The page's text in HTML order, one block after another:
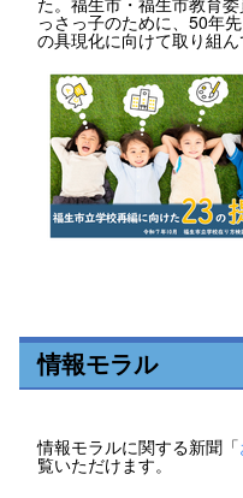
っさっ子のために、50年
の具現化に向けて取り組
情報モラル
情報モラルに関する新聞「
覧いただけます。